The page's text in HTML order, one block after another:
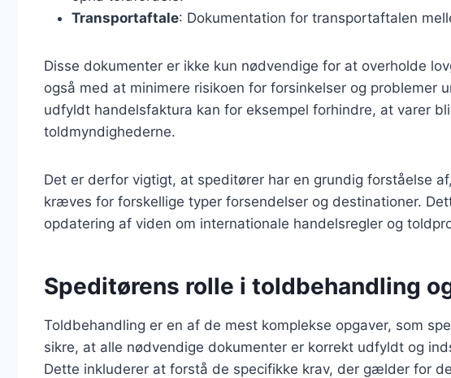
Transportaftale: Dokumentation for transportaftalen
Disse dokumenter er ikke kun nødvendige for at overholde
også med at minimere risikoen for forsinkelser og problemer
udfyldt handelsfaktura kan for eksempel forhindre, at varer
toldmyndighederne.
Det er derfor vigtigt, at speditører har en grundig forståelse
kræves for forskellige typer forsendelser og destinationer.
opdatering af viden om internationale handelsregler og
Speditørens rolle i toldbehandling
Toldbehandling er en af de mest komplekse opgaver, som
sikre, at alle nødvendige dokumenter er korrekt udfyldt og
Dette inkluderer at forstå de specifikke krav, der gælder for